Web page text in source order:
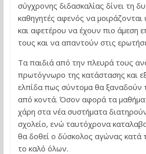
σύγχρονης διδασκαλίας δίνει τη
καθηγητές αφενός να μοιράζονται
και αφετέρου να έχουν πιο άμεση
τους και να απαντούν στις
Τα παιδιά από την πλευρά τους
πρωτόγνωρο της κατάστασης και
ελπίδα πως σύντομα θα ξαναδούν
από κοντά. Όσον αφορά τα
χάρη στα νέα συστήματα
σχολείο, ενώ ταυτόχρονα
θα δοθεί ο δύσκολος αγώνας κατά
το καλό όλων.